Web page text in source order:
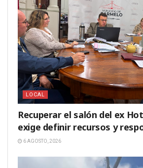
LOCAL
Recuperar el salón del ex
exige definir recursos y
6 AGOSTO, 2026